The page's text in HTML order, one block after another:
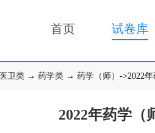
首页 试卷库
医卫类 → 药学类 → 药学（师） ->2022
2022年药学（